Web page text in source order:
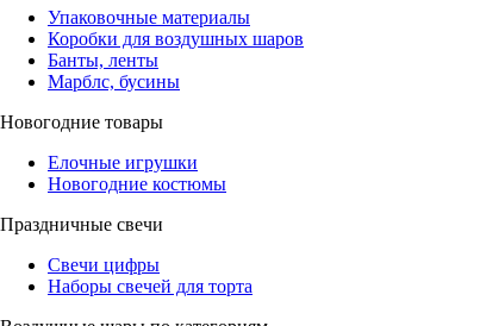
Упаковочные материалы
Коробки для воздушных шаров
Банты, ленты
Марблс, бусины
Новогодние товары
Елочные игрушки
Новогодние костюмы
Праздничные свечи
Свечи цифры
Наборы свечей для торта